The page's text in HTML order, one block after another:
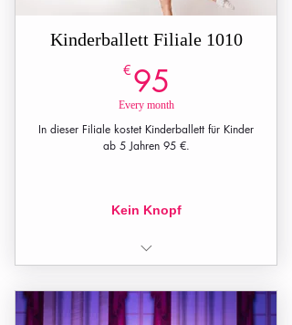
Kinderballett Filiale 1010
€ 95
Every month
In dieser Filiale kostet Kinderballett für Kinder
ab 5 Jahren 95 €.
Kein Knopf